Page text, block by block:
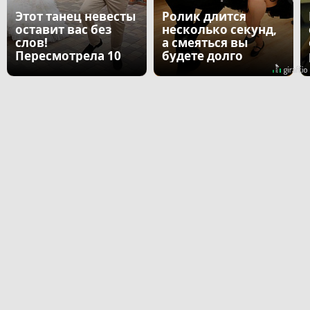
Этот танец невесты
оставит вас без
слов!
Пересмотрела 10
Ролик длится
несколько секунд,
а смеяться вы
будете долго